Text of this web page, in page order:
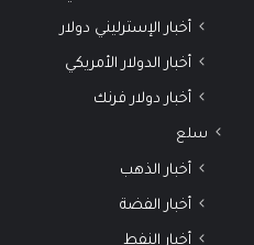
أخبار الإسترليني دولار
أخبار الدولار الأمريكي
أخبار دولار فرنك
سلع
أخبار الذهب
أخبار الفضة
أخبار النفط